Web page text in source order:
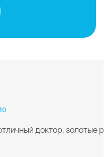
доктор,